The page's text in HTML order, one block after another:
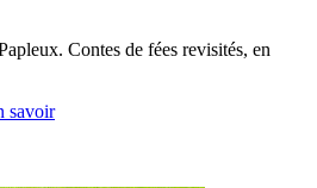
Contes de fées revisités, en
savoir